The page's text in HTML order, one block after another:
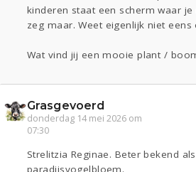
kinderen staat een scherm waar
zeg maar. Weet eigenlijk niet
Wat vind jij een mooie plant /
Grasgevoerd
donderdag 14 mei 2026 om
07:30
Strelitzia Reginae. Beter bekend als
paradijsvogelbloem.